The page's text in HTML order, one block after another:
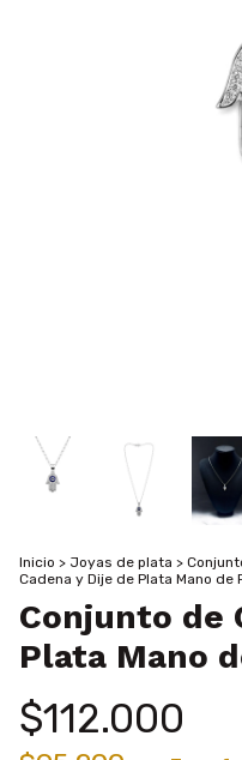
Inicio > Joyas de plata >
Cadena y Dije de Plata Mano de
Conjunto de
Plata Mano
$112.000